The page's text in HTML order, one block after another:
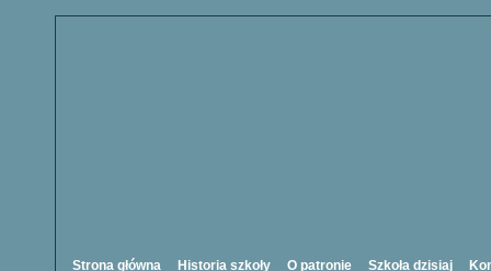
Strona główna Historia szkoły O patronie Szkoła dzisiaj